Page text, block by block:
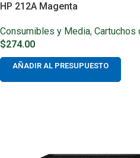
HP 212A Magenta
Consumibles y Media, Cartuchos
$274.00
AÑADIR AL PRESUPUESTO